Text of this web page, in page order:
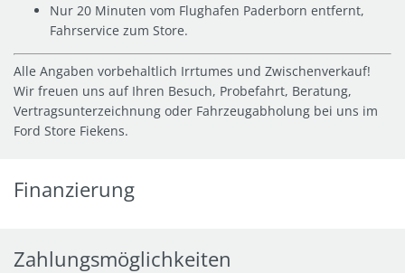
Nur 20 Minuten vom Flughafen Paderborn entfernt,
Fahrservice zum Store.
Alle Angaben vorbehaltlich Irrtumes und Zwischenverkauf!
Wir freuen uns auf Ihren Besuch, Probefahrt, Beratung,
Vertragsunterzeichnung oder Fahrzeugabholung bei uns im
Ford Store Fiekens.
Finanzierung
Zahlungsmöglichkeiten